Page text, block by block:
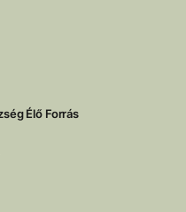
Élő Forrás